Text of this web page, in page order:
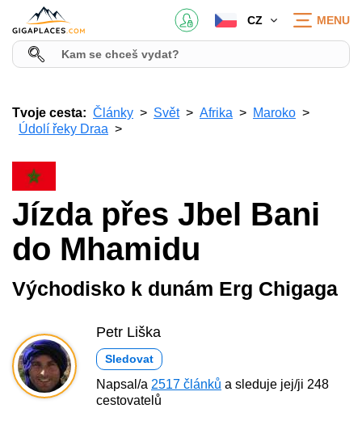
CZ MENU
Tvoje cesta: Články Svět Afrika
Maroko
Údolí řeky Draa
Jízda přes Jbel Bani
do Mhamidu
Východisko k dunám Erg Chigaga
Petr Liška
Sledovat
Napsal/a 2517 článků a sleduje jej/ji 248
cestovatelů